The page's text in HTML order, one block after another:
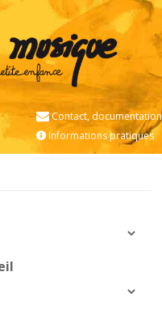
Contact, documentation
Informations pratiques